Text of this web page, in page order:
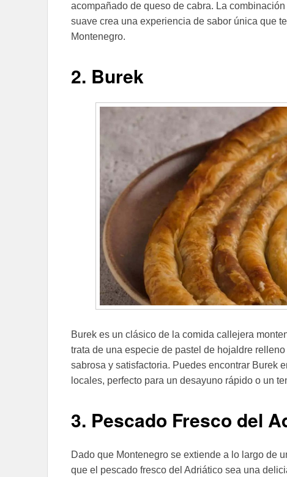
acompañado de queso de cabra. La
suave crea una experiencia de sabor única que
Montenegro.
2. Burek
Burek es un clásico de la comida callejera
trata de una especie de pastel de hojaldre
sabrosa y satisfactoria. Puedes encontrar Burek
locales, perfecto para un desayuno rápido o un
3. Pescado Fresco del
Dado que Montenegro se extiende a lo largo de
que el pescado fresco del Adriático sea una